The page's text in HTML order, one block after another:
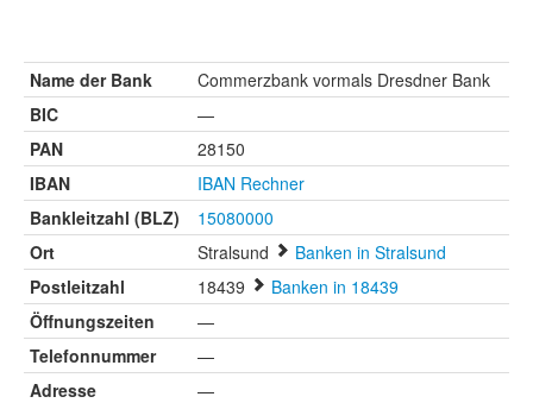
Name der Bank
Commerzbank vormals Dresdner Bank
BIC
—
PAN
28150
IBAN
IBAN Rechner
Bankleitzahl (BLZ)
15080000
Ort
Stralsund
Banken in Stralsund
Postleitzahl
18439
Banken in 18439
Öffnungszeiten
—
Telefonnummer
—
Adresse
—